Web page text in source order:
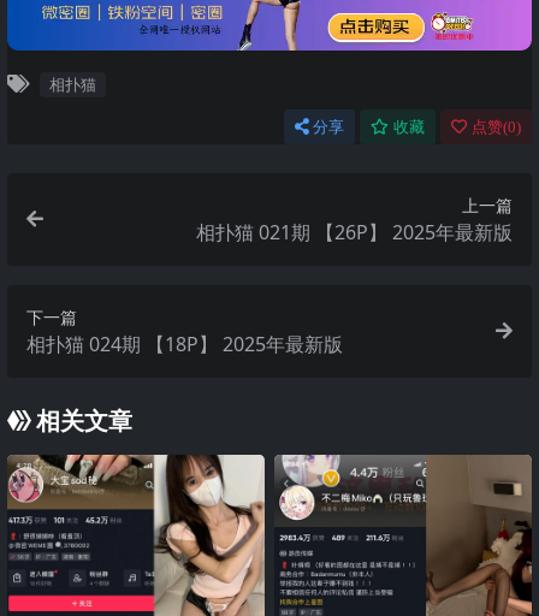
相扑猫
分享 收藏 点赞(0)
上一篇
相扑猫 021期 【26P】 2025年最新版
下一篇
相扑猫 024期 【18P】 2025年最新版
相关文章